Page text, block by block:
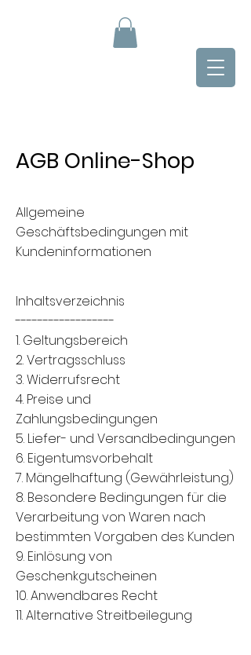
AGB Online-Shop
Allgemeine
Geschäftsbedingungen mit
Kundeninformationen
Inhaltsverzeichnis
------------------
1. Geltungsbereich
2. Vertragsschluss
3. Widerrufsrecht
4. Preise und
Zahlungsbedingungen
5. Liefer- und Versandbedingungen
6. Eigentumsvorbehalt
7. Mängelhaftung (Gewährleistung)
8. Besondere Bedingungen für die
Verarbeitung von Waren nach
bestimmten Vorgaben des Kunden
9. Einlösung von
Geschenkgutscheinen
10. Anwendbares Recht
11. Alternative Streitbeilegung